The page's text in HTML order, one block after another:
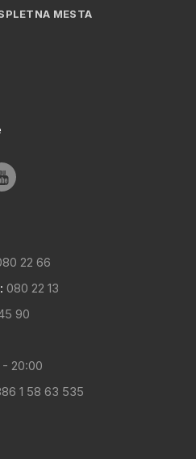
MESTA
22 66
080 22 13
90
- 20:00
1 58 63 535